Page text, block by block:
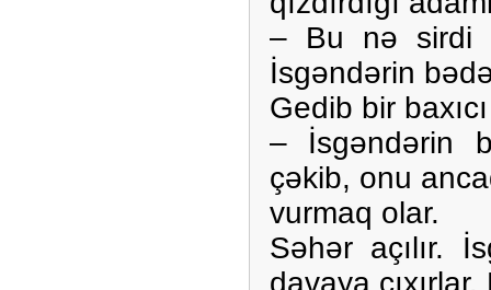
– Bu nə sirdi
İsgəndərin
Gedib bir
– İsgəndərin
çəkib, onu
vurmaq olar.
Səhər açılır.
davaya